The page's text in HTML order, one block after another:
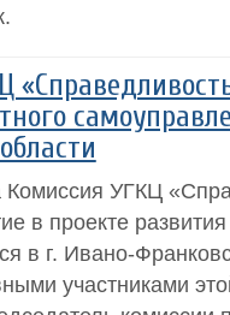
УГКЦ
в проекте
в г. Ивано-
участниками